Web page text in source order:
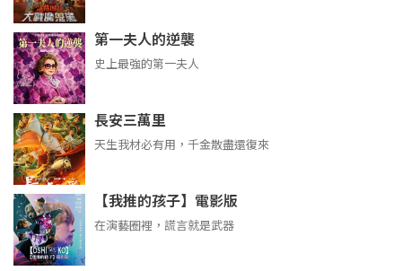
第一夫人的逆襲
史上最強的第一夫人
長安三萬里
天生我材必有用，千金散盡還復來
【我推的孩子】電影版
在演藝圈裡，謊言就是武器